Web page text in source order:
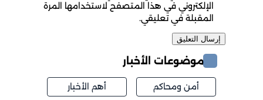
الإلكتروني في هذا المتصفح لاستخدامها المرة
المقبلة في تعليقي.
موضوعات الأخبار
أمن ومحاكم أهم الأخبار